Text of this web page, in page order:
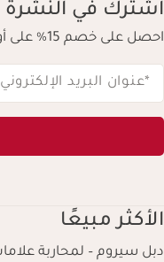
اشترك في النشرة
احصل على خصم 15% على أول طلب لك
*عنوان البريد الإلكتروني
الأكثر مبيعًا
دبل سيروم – لمحاربة